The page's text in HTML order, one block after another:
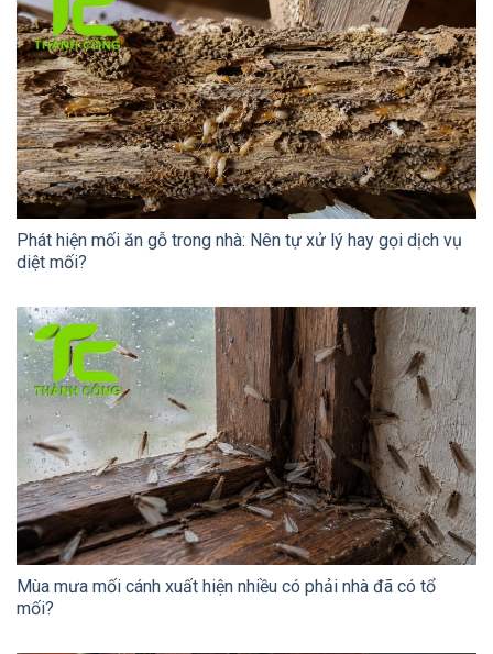
Phát hiện mối ăn gỗ trong nhà: Nên tự xử lý hay gọi dịch vụ
diệt mối?
Mùa mưa mối cánh xuất hiện nhiều có phải nhà đã có tổ
mối?